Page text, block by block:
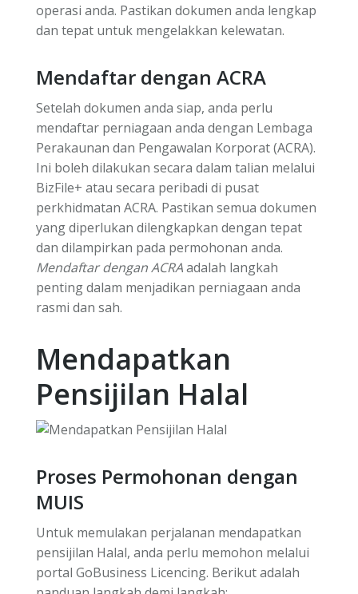
operasi anda. Pastikan dokumen anda lengkap
dan tepat untuk mengelakkan kelewatan.
Mendaftar dengan ACRA
Setelah dokumen anda siap, anda perlu
mendaftar perniagaan anda dengan Lembaga
Perakaunan dan Pengawalan Korporat (ACRA).
Ini boleh dilakukan secara dalam talian melalui
BizFile+ atau secara peribadi di pusat
perkhidmatan ACRA. Pastikan semua dokumen
yang diperlukan dilengkapkan dengan tepat
dan dilampirkan pada permohonan anda.
Mendaftar dengan ACRAadalah langkah
penting dalam menjadikan perniagaan anda
rasmi dan sah.
Mendapatkan
Pensijilan Halal
Proses Permohonan dengan
MUIS
Untuk memulakan perjalanan mendapatkan
pensijilan Halal, anda perlu memohon melalui
portal GoBusiness Licencing. Berikut adalah